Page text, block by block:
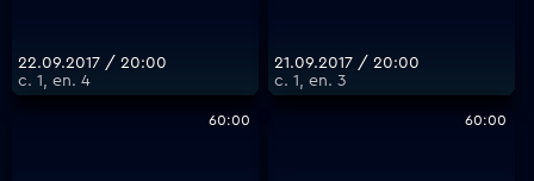
22.09.2017 / 20:00
с. 1, еп. 4
21.09.2017 / 20:00
с. 1, еп. 3
60:00 60:00